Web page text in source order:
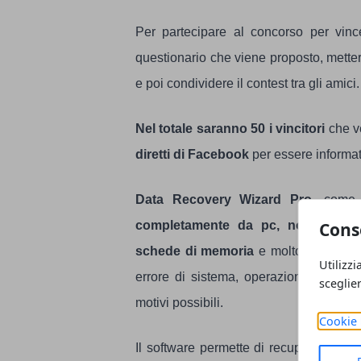
Cookie
Per partecipare al concorso per
questionario che viene proposto,
e poi condividere il contest tra gli amici.
Nel totale saranno 50 i vincitori che
diretti di Facebook per essere
Data Recovery Wizard Pro, come
completamente da pc, notebook,
schede di memoria e molto altro, a
errore di sistema, operazione
motivi possibili.
Il software permette di recuperare